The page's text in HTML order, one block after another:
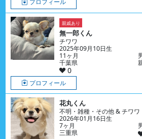
プロフィール
親戚あり
無一郎くん
チワワ
2025年09月10日生
11ヶ月
千葉県
0
プロフィール
花丸くん
不明・雑種・その他 & チワワ
2026年01月16日生
7ヶ月
三重県